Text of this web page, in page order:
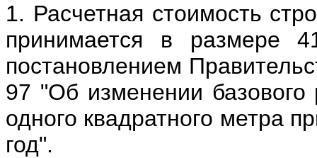
1. Расчетная стоимость
принимается в размере
постановлением
97 "Об изменении базового
одного квадратного метра
год".